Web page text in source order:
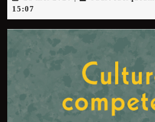
2026
15:07